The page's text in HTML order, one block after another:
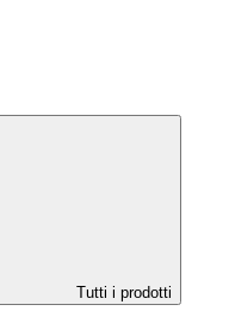
Tutti i prodotti